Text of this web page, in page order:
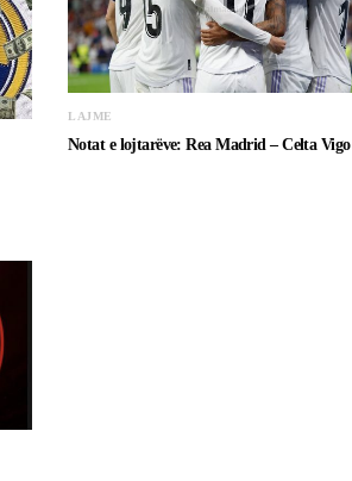
LAJME
Notat e lojtarëve: Rea Madrid – Celta Vigo